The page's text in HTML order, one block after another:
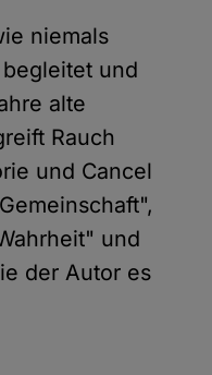
niemals
und
alte
Rauch
und Cancel
und
der Autor es